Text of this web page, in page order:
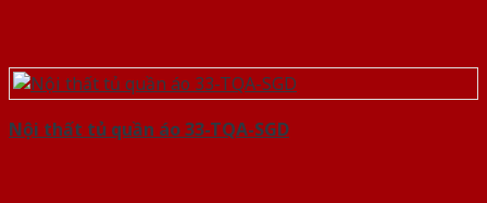
Nội thất tủ quần áo 33-TQA-SGD